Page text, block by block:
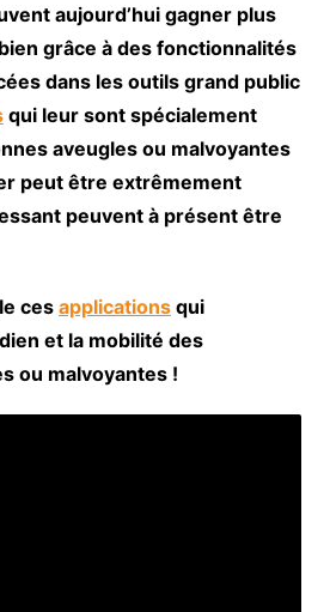
aujourd’hui gagner plus
grâce à des fonctionnalités
dans les outils grand public
qui leur sont spécialement
aveugles ou malvoyantes
peut être extrêmement
peuvent à présent être
ces applicationsqui
et la mobilité des
ou malvoyantes !